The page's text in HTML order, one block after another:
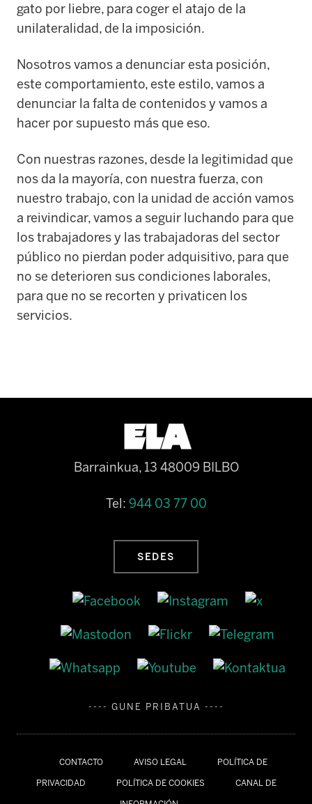
gato por liebre, para coger el atajo de la
unilateralidad, de la imposición.
Nosotros vamos a denunciar esta posición,
este comportamiento, este estilo, vamos a
denunciar la falta de contenidos y vamos a
hacer por supuesto más que eso.
Con nuestras razones, desde la legitimidad que
nos da la mayoría, con nuestra fuerza, con
nuestro trabajo, con la unidad de acción vamos
a reivindicar, vamos a seguir luchando para que
los trabajadores y las trabajadoras del sector
público no pierdan poder adquisitivo, para que
no se deterioren sus condiciones laborales,
para que no se recorten y privaticen los
servicios.
CONTACTO AVISO LEGAL POLÍTICA DE
PRIVACIDAD POLÍTICA DE COOKIES CANAL DE
Barrainkua, 13 48009 BILBO
Tel: 944 03 77 00
SEDES
---- GUNE PRIBATUA ----